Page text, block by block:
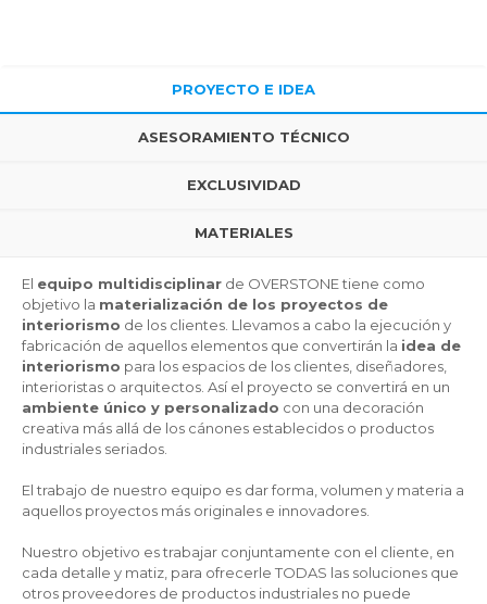
PROYECTO E IDEA
ASESORAMIENTO TÉCNICO
EXCLUSIVIDAD
MATERIALES
El equipo multidisciplinar de OVERSTONE tiene como
objetivo la materialización de los proyectos de
interiorismo de los clientes. Llevamos a cabo la ejecución y
fabricación de aquellos elementos que convertirán la idea de
interiorismo para los espacios de los clientes, diseñadores,
interioristas o arquitectos. Así el proyecto se convertirá en un
ambiente único y personalizado con una decoración
creativa más allá de los cánones establecidos o productos
industriales seriados.
El trabajo de nuestro equipo es dar forma, volumen y materia a
aquellos proyectos más originales e innovadores.
Nuestro objetivo es trabajar conjuntamente con el cliente, en
cada detalle y matiz, para ofrecerle TODAS las soluciones que
otros proveedores de productos industriales no puede